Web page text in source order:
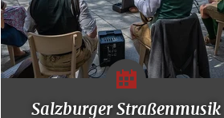
Salzburger Straßenmusik